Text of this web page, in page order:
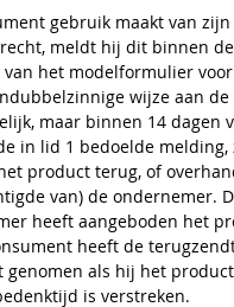
gebruik maakt van zijn
meldt hij dit binnen
het modelformulier
wijze aan
maar binnen 14 dagen
in lid 1 bedoelde melding,
product terug, of
van) de ondernemer.
heeft aangeboden het
heeft de
genomen als hij het
is verstreken.